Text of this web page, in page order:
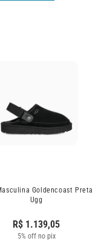
Goldencoast Preta
Ugg
R$ 1.139,05
5% off no pix